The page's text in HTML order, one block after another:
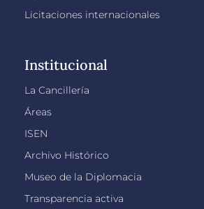
Licitaciones internacionales
Institucional
La Cancillería
Áreas
ISEN
Archivo Histórico
Museo de la Diplomacia
Transparencia activa